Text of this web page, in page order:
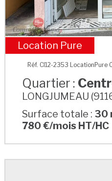
Location Pure
Réf. CI12-2353 LocationPure
Quartier :
LONGJUMEAU
Surface totale : 30
780 €/mois HT/HC